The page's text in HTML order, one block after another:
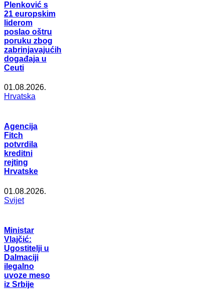
Plenković s
21 europskim
liderom
poslao oštru
poruku zbog
zabrinjavajućih
događaja u
Ceuti
01.08.2026.
Hrvatska
Agencija
Fitch
potvrdila
kreditni
rejting
Hrvatske
01.08.2026.
Svijet
Ministar
Vlajčić:
Ugostitelji u
Dalmaciji
ilegalno
uvoze meso
iz Srbije